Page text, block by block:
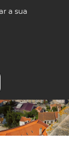
a sua